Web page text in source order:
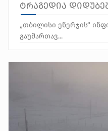
ტრაგედია
„თბილისი ენერჯის“
გაუმართავ...